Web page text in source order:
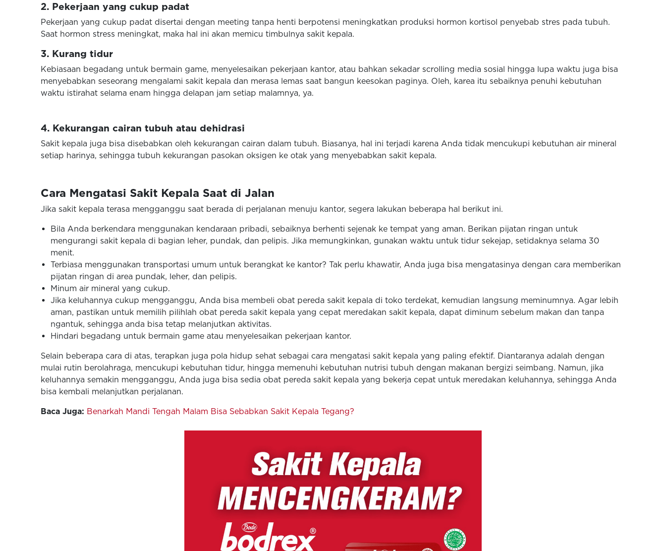
2. Pekerjaan yang cukup padat
Pekerjaan yang cukup padat disertai dengan meeting tanpa henti berpotensi meningkatkan produksi hormon kortisol penyebab stres pada tubuh.
Saat hormon stress meningkat, maka hal ini akan memicu timbulnya sakit kepala.
3. Kurang tidur
Kebiasaan begadang untuk bermain game, menyelesaikan pekerjaan kantor, atau bahkan sekadar scrolling media sosial hingga lupa waktu juga bisa
menyebabkan seseorang mengalami sakit kepala dan merasa lemas saat bangun keesokan paginya. Oleh, karea itu sebaiknya penuhi kebutuhan
waktu istirahat selama enam hingga delapan jam setiap malamnya, ya.
4. Kekurangan cairan tubuh atau dehidrasi
Sakit kepala juga bisa disebabkan oleh kekurangan cairan dalam tubuh. Biasanya, hal ini terjadi karena Anda tidak mencukupi kebutuhan air mineral
setiap harinya, sehingga tubuh kekurangan pasokan oksigen ke otak yang menyebabkan sakit kepala.
Cara Mengatasi Sakit Kepala Saat di Jalan
Jika sakit kepala terasa mengganggu saat berada di perjalanan menuju kantor, segera lakukan beberapa hal berikut ini.
Bila Anda berkendara menggunakan kendaraan pribadi, sebaiknya berhenti sejenak ke tempat yang aman. Berikan pijatan ringan untuk
mengurangi sakit kepala di bagian leher, pundak, dan pelipis. Jika memungkinkan, gunakan waktu untuk tidur sekejap, setidaknya selama 30
menit.
Terbiasa menggunakan transportasi umum untuk berangkat ke kantor? Tak perlu khawatir, Anda juga bisa mengatasinya dengan cara memberikan
pijatan ringan di area pundak, leher, dan pelipis.
Minum air mineral yang cukup.
Jika keluhannya cukup mengganggu, Anda bisa membeli obat pereda sakit kepala di toko terdekat, kemudian langsung meminumnya. Agar lebih
aman, pastikan untuk memilih pilihlah obat pereda sakit kepala yang cepat meredakan sakit kepala, dapat diminum sebelum makan dan tanpa
ngantuk, sehingga anda bisa tetap melanjutkan aktivitas.
Hindari begadang untuk bermain game atau menyelesaikan pekerjaan kantor.
Selain beberapa cara di atas, terapkan juga pola hidup sehat sebagai cara mengatasi sakit kepala yang paling efektif. Diantaranya adalah dengan
mulai rutin berolahraga, mencukupi kebutuhan tidur, hingga memenuhi kebutuhan nutrisi tubuh dengan makanan bergizi seimbang. Namun, jika
keluhannya semakin mengganggu, Anda juga bisa sedia obat pereda sakit kepala yang bekerja cepat untuk meredakan keluhannya, sehingga Anda
bisa kembali melanjutkan perjalanan.
Baca Juga: Benarkah Mandi Tengah Malam Bisa Sebabkan Sakit Kepala Tegang?